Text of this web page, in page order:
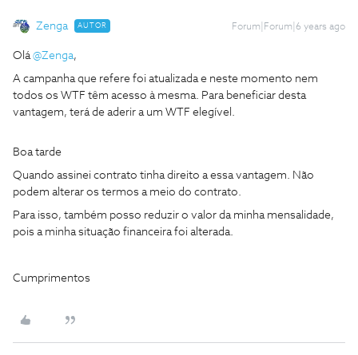
Zenga AUTOR Forum|Forum|6 years ago
Olá@Zenga,
A campanha que refere foi atualizada e neste momento nem
todos os WTF têm acesso à mesma. Para beneficiar desta
vantagem, terá de aderir a um WTF elegível.
Boa tarde
Quando assinei contrato tinha direito a essa vantagem. Não
podem alterar os termos a meio do contrato.
Para isso, também posso reduzir o valor da minha mensalidade,
pois a minha situação financeira foi alterada.
Cumprimentos